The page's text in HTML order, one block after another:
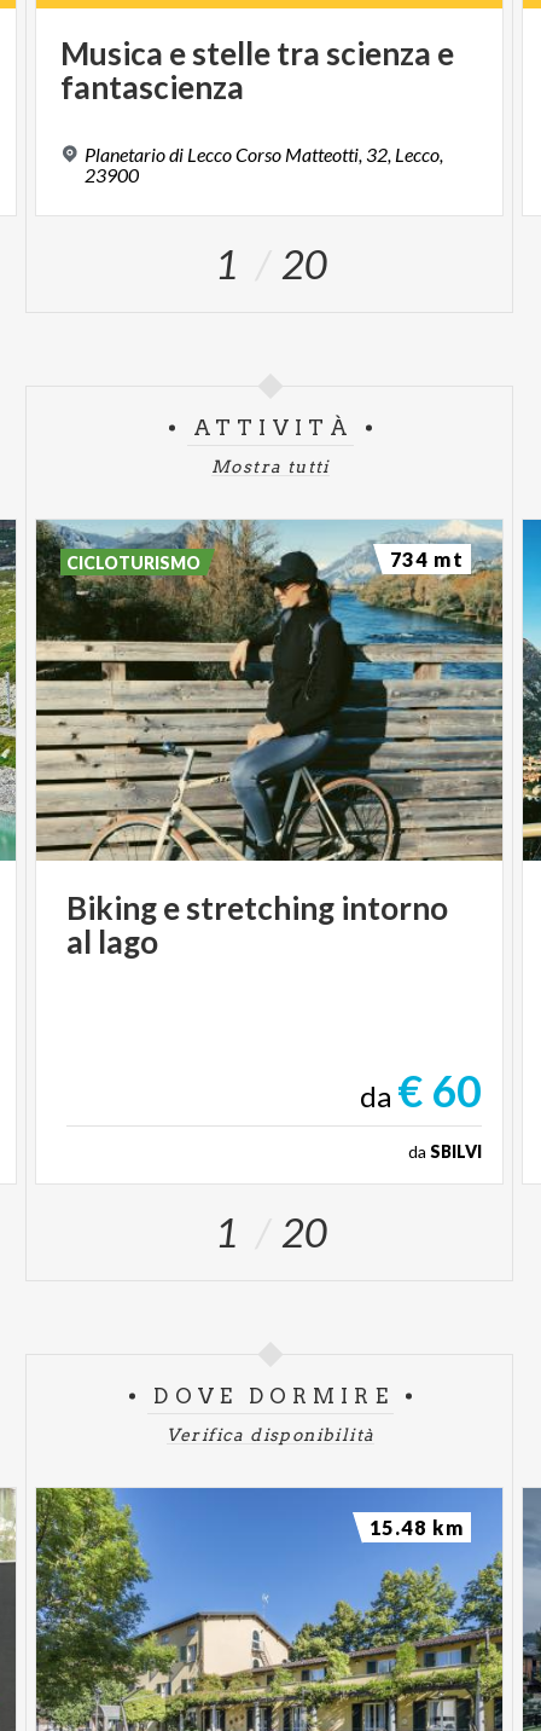
Musica estelletra scienza e
fantascienza
Planetario di Lecco Corso Matteotti, 32, Lecco,
23900
1 20
ATTIVITÀ
Mostra tutti
Bikingestretching intorno
al lago
da € 60
da SBILVI
CICLOTURISMO 734 mt
1 20
DOVE DORMIRE
Verifica disponibilità
15.48 km